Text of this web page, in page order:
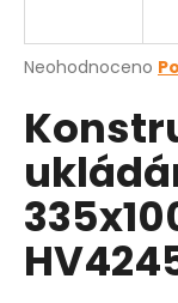
Průměrné
produktu
je
z
5
hvězdiček.
Neohodnoceno
j
t
?